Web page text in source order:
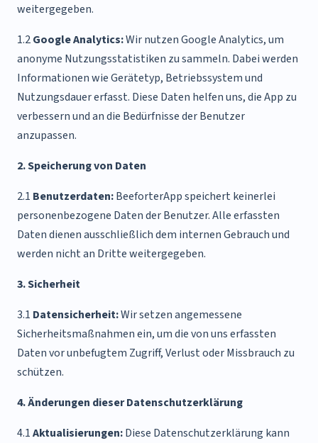
weitergegeben.
1.2Google Analytics:Wir nutzen Google Analytics, um
anonyme Nutzungsstatistiken zu sammeln. Dabei werden
Informationen wie Gerätetyp, Betriebssystem und
Nutzungsdauer erfasst. Diese Daten helfen uns, die App zu
verbessern und an die Bedürfnisse der Benutzer
anzupassen.
2. Speicherung von Daten
2.1 Benutzerdaten:BeeforterApp speichert keinerlei
personenbezogene Daten der Benutzer. Alle erfassten
Daten dienen ausschließlich dem internen Gebrauch und
werden nicht an Dritte weitergegeben.
3. Sicherheit
3.1 Datensicherheit:Wir setzen angemessene
Sicherheitsmaßnahmen ein, um die von uns erfassten
Daten vor unbefugtem Zugriff, Verlust oder Missbrauch zu
schützen.
4. Änderungen dieser Datenschutzerklärung
4.1Aktualisierungen:Diese Datenschutzerklärung kann